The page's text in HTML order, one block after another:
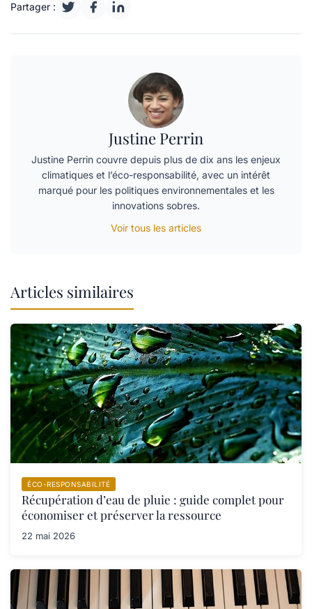
Partager :
Justine Perrin
Justine Perrin couvre depuis plus de dix ans les enjeux
climatiques et l’éco-responsabilité, avec un intérêt
marqué pour les politiques environnementales et les
innovations sobres.
Voir tous les articles
Articles similaires
ÉCO-RESPONSABILITÉ
Récupération d’eau de pluie : guide complet pour
économiser et préserver la ressource
22 mai 2026